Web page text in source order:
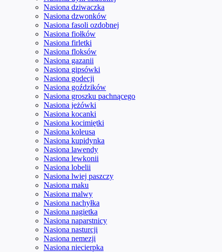
Nasiona dziwaczka
Nasiona dzwonków
Nasiona fasoli ozdobnej
Nasiona fiołków
Nasiona firletki
Nasiona floksów
Nasiona gazanii
Nasiona gipsówki
Nasiona godecji
Nasiona goździków
Nasiona groszku pachnącego
Nasiona jeżówki
Nasiona kocanki
Nasiona kocimiętki
Nasiona koleusa
Nasiona kupidynka
Nasiona lawendy
Nasiona lewkonii
Nasiona lobelii
Nasiona lwiej paszczy
Nasiona maku
Nasiona malwy
Nasiona nachyłka
Nasiona nagietka
Nasiona naparstnicy
Nasiona nasturcji
Nasiona nemezji
Nasiona niecierpka